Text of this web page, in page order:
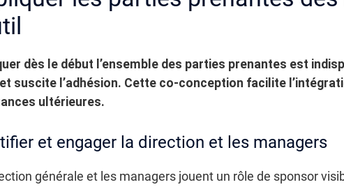
dès le début l’ensemble des parties prenantes est
suscite l’adhésion. Cette co-conception facilite
ultérieures.
et engager la direction et les managers
générale et les managers jouent un rôle de sponsor